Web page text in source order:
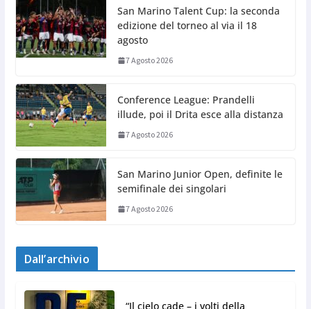
San Marino Talent Cup: la seconda
edizione del torneo al via il 18
agosto
7 Agosto 2026
Conference League: Prandelli
illude, poi il Drita esce alla distanza
7 Agosto 2026
San Marino Junior Open, definite le
semifinale dei singolari
7 Agosto 2026
Dall’archivio
“Il cielo cade – i volti della